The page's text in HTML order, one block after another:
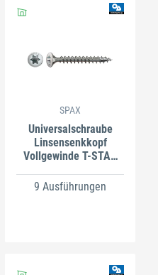
SPAX
Universalschraube
Linsensenkkopf
Vollgewinde T-STAR
9 Ausführungen